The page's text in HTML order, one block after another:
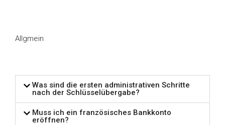
Allgmein
Was sind die ersten administrativen Schritte
nach der Schlüsselübergabe?
Muss ich ein französisches Bankkonto
eröffnen?